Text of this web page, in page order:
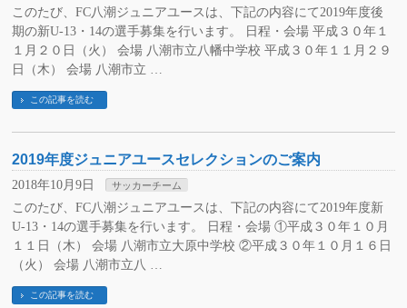
このたび、FC八潮ジュニアユースは、下記の内容にて2019年度後
期の新U-13・14の選手募集を行います。 日程・会場 平成３０年１
１月２０日（火） 会場 八潮市立八幡中学校 平成３０年１１月２９
日（木） 会場 八潮市立 …
この記事を読む
2019年度ジュニアユースセレクションのご案内
2018年10月9日 サッカーチーム
このたび、FC八潮ジュニアユースは、下記の内容にて2019年度新
U-13・14の選手募集を行います。 日程・会場 ①平成３０年１０月
１１日（木） 会場 八潮市立大原中学校 ②平成３０年１０月１６日
（火） 会場 八潮市立八 …
この記事を読む